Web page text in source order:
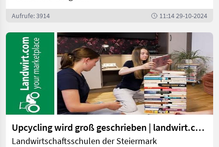
Aufrufe: 3914 11:14 29-10-2024
Upcycling wird groß geschrieben | landwirt.com
Landwirtschaftsschulen der Steiermark